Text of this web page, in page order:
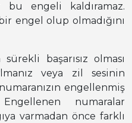
bu engeli kaldıramaz.
engel olup olmadığını
başarısız olması
veya zil sesinin
engellenmiş
numaralar
varmadan önce farklı